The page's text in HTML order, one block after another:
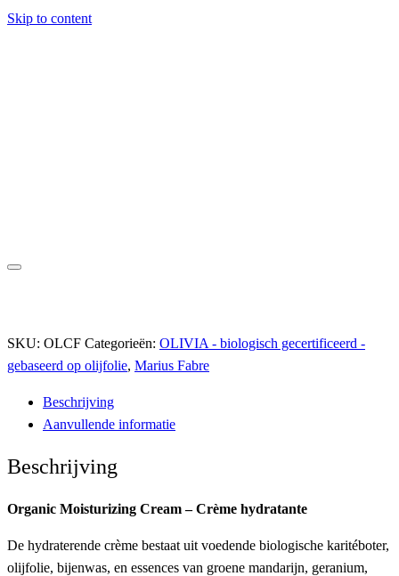
Skip to content
SKU: OLCF Categorieën: OLIVIA - biologisch gecertificeerd -
gebaseerd op olijfolie, Marius Fabre
Beschrijving
Aanvullende informatie
Beschrijving
Organic Moisturizing Cream – Crème hydratante
De hydraterende crème bestaat uit voedende biologische karitéboter,
olijfolie, bijenwas, en essences van groene mandarijn, geranium,